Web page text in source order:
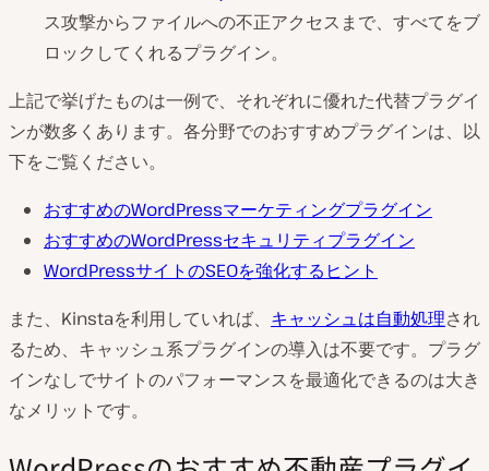
ス攻撃からファイルへの不正アクセスまで、すべてをブ
ロックしてくれるプラグイン。
上記で挙げたものは一例で、それぞれに優れた代替プラグイ
ンが数多くあります。各分野でのおすすめプラグインは、以
下をご覧ください。
おすすめのWordPressマーケティングプラグイン
おすすめのWordPressセキュリティプラグイン
WordPressサイトのSEOを強化するヒント
また、Kinstaを利用していれば、 キャッシュは自動処理され
るため、キャッシュ系プラグインの導入は不要です。プラグ
インなしでサイトのパフォーマンスを最適化できるのは大き
なメリットです。